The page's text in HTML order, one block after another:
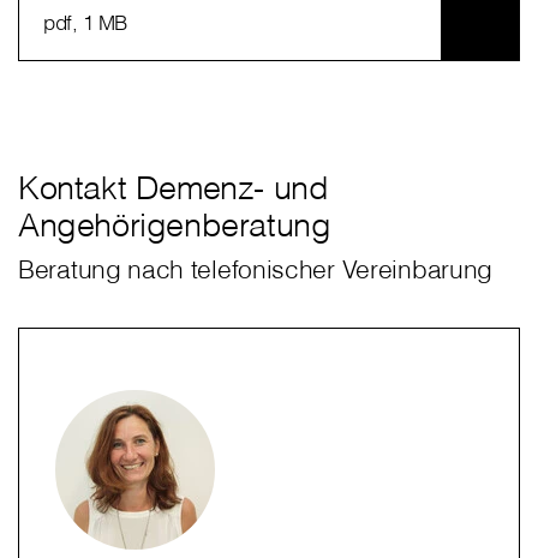
pdf, 1 MB
Kontakt Demenz- und
Angehörigenberatung
Beratung nach telefonischer Vereinbarung